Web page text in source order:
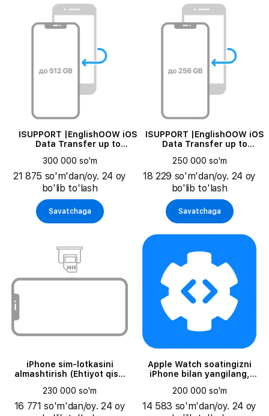
ISUPPORT |EnglishOOW iOS
Data Transfer up to
данных со старого
устройства iPhone / iPad на
новое (миграция iOS) 512-
1024 GBRussian|
300 000 so'm
21 875 so'm'dan/oy. 24 oy
bo'lib to'lash
Savatchaga
ISUPPORT |EnglishOOW iOS
Data Transfer up to
данных со старого
устройства iPhone / iPad на
новое (миграция iOS) 128 -
512 GBRussian|
250 000 so'm
18 229 so'm'dan/oy. 24 oy
bo'lib to'lash
Savatchaga
iPhone sim-lotkasini
almashtirish (Ehtiyot qism
230 000 so'm
16 771 so'm'dan/oy. 24 oy
Apple Watch soatingizni
iPhone bilan yangilang,
200 000 so'm
14 583 so'm'dan/oy. 24 oy